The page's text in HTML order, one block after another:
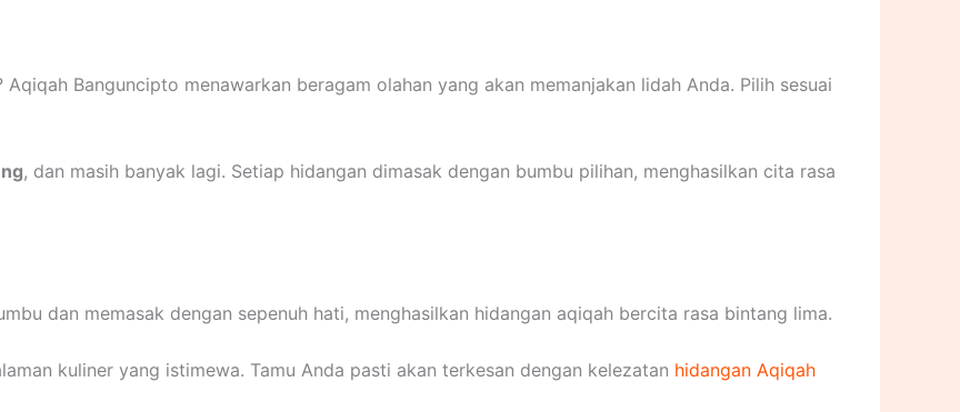
Banguncipto menawarkan beragam olahan yang akan memanjakan lidah Anda. Pilih sesuai
, dan masih banyak lagi. Setiap hidangan dimasak dengan bumbu pilihan, menghasilkan cita rasa
dan memasak dengan sepenuh hati, menghasilkan hidangan aqiqah bercita rasa bintang lima.
kuliner yang istimewa. Tamu Anda pasti akan terkesan dengan kelezatan hidangan Aqiqah